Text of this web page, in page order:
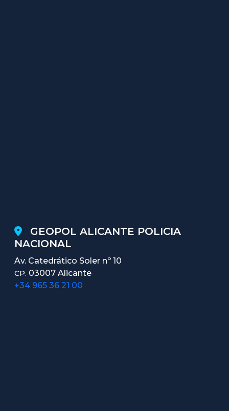
GEOPOL ALICANTE POLICIA
NACIONAL
Av. Catedrático Soler nº 10
CP. 03007 Alicante
+34 965 36 21 00